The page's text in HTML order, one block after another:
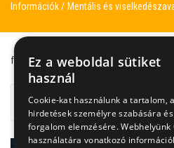
Információk Mentális és
fáradékonyság neuraszténia
Ez a weboldal sütiket
használ
Cookie-kat használunk a tartalom, a
hirdetések személyre szabására és
forgalom elemzésére. Webhelyünk
használatára vonatkozó